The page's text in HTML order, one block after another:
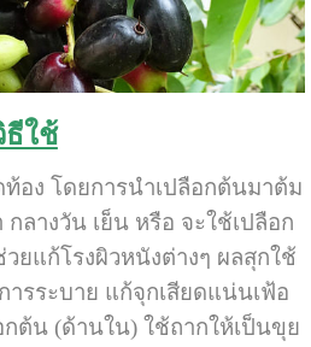
ใช้
ท้อง โดยการนำเปลือกต้นมาต้ม
กลางวัน เย็น หรือ จะใช้เปลือก
ยแก้โรงผิวหนังต่างๆ ผลสุกใช้
รระบาย แก้จุกเสียดแน่นเฟ้อ
ต้น (ด้านใน) ใช้ถากให้เป็นขุย